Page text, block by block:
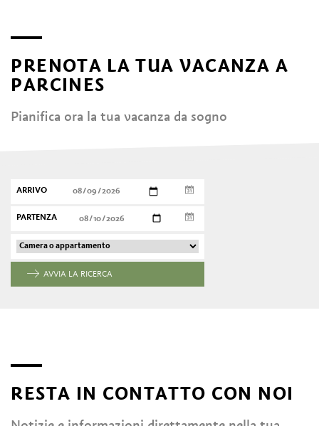
PRENOTA LA TUA VACANZA A
PARCINES
Pianifica ora la tua vacanza da sogno
ARRIVO
PARTENZA
AVVIA LA RICERCA
RESTA IN CONTATTO CON NOI